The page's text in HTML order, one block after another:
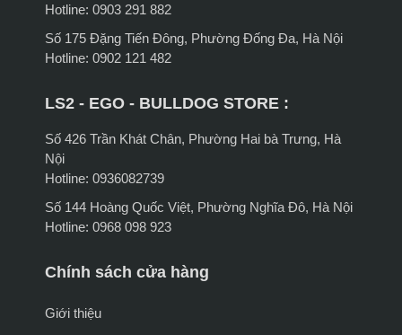
Hotline: 0903 291 882
Số 175 Đặng Tiến Đông, Phường Đống Đa, Hà Nội
Hotline: 0902 121 482
LS2 - EGO - BULLDOG STORE :
Số 426 Trần Khát Chân, Phường Hai bà Trưng, Hà
Nội
Hotline: 0936082739
Số 144 Hoàng Quốc Việt, Phường Nghĩa Đô, Hà Nội
Hotline: 0968 098 923
Chính sách cửa hàng
Giới thiệu